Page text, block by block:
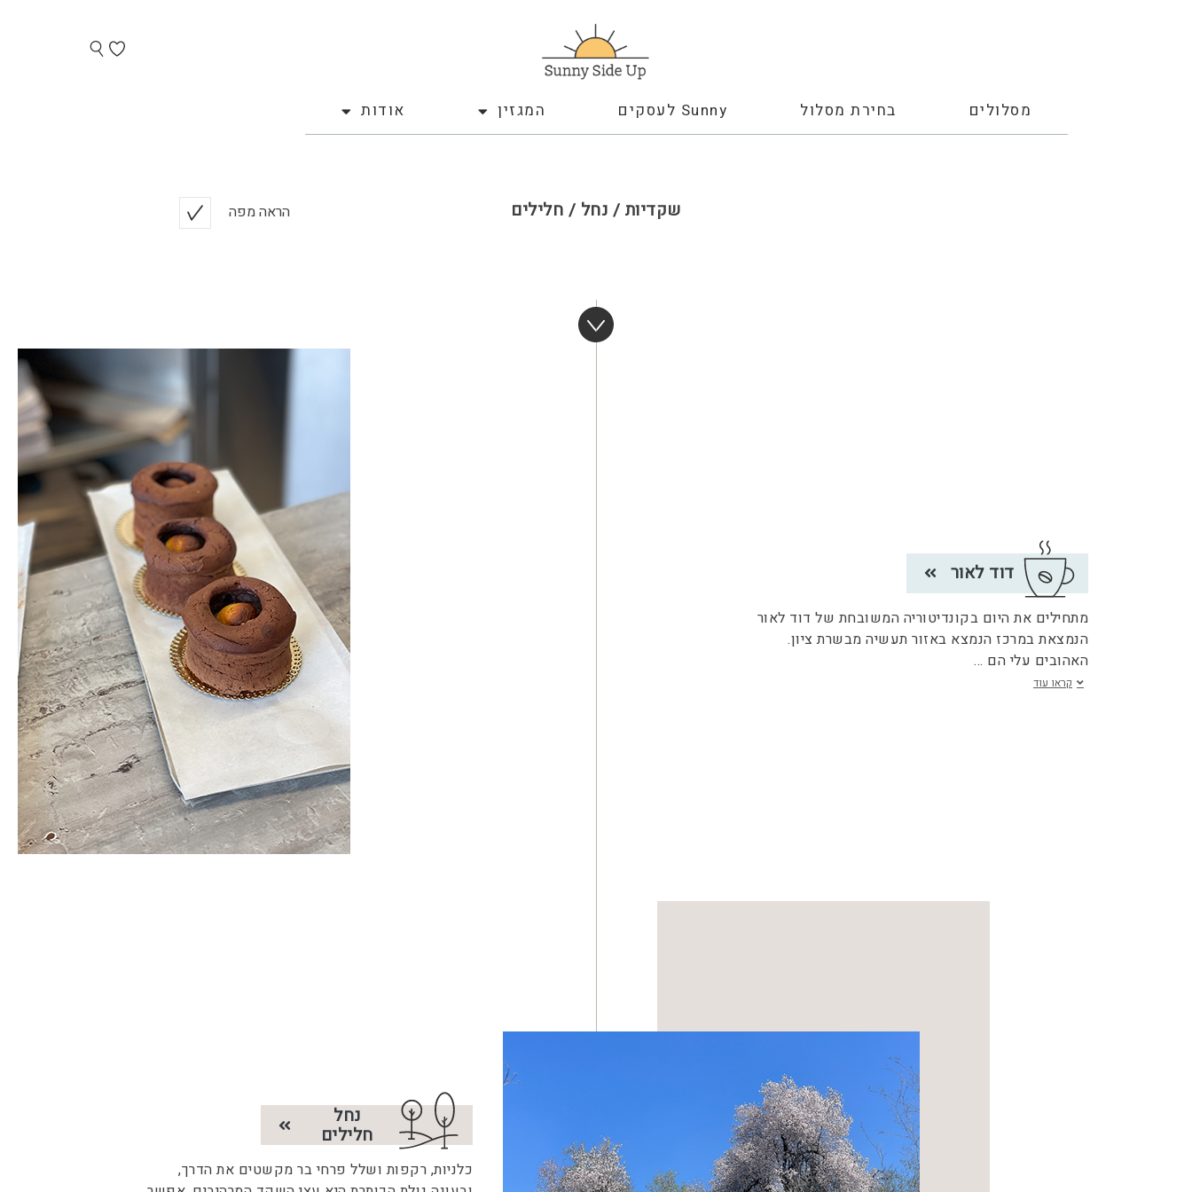
מסלולים בחירת מסלול Sunny לעסקים המגזין אודות
שקדיות / נחל / חלילים הראה מפה
דוד לאור
מתחילים את היום בקונדיטוריה המשובחת של דוד לאור
הנמצאת במרכז הנמצא באזור תעשיה מבשרת ציון.
האהובים עלי הם ...
קראו עוד
נחל
חלילים
כלניות, רקפות ושלל פרחי בר מקשטים את הדרך,